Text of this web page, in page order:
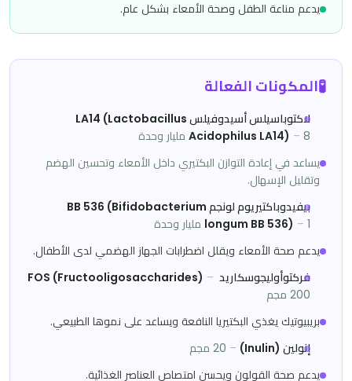
يدعم مناعة الطفل وصحة الأمعاء بشكل عام.
🧪المكونات الفعالة
لاكتوباسيلس أسيدوفيلس LA14 (Lactobacillus
Acidophilus LA14) – 8 مليار وحدة
يساعد في إعادة التوازن البكتيري داخل الأمعاء وتحسين الهضم
وتقليل الإسهال.
بيفيدوباكتيريوم لونجم BB 536 (Bifidobacterium
longum BB 536) – 1 مليار وحدة
يدعم صحة الأمعاء ويقلل اضطرابات الجهاز الهضمي لدى الأطفال.
فركتوأوليجوسكاريد FOS (Fructooligosaccharides) –
200 مجم
بريبيوتيك يغذي البكتيريا النافعة ويساعد على نموها الطبيعي.
إنولين (Inulin)
– 20 مجم
يدعم صحة القولون ويحسن امتصاص العناصر الغذائية.